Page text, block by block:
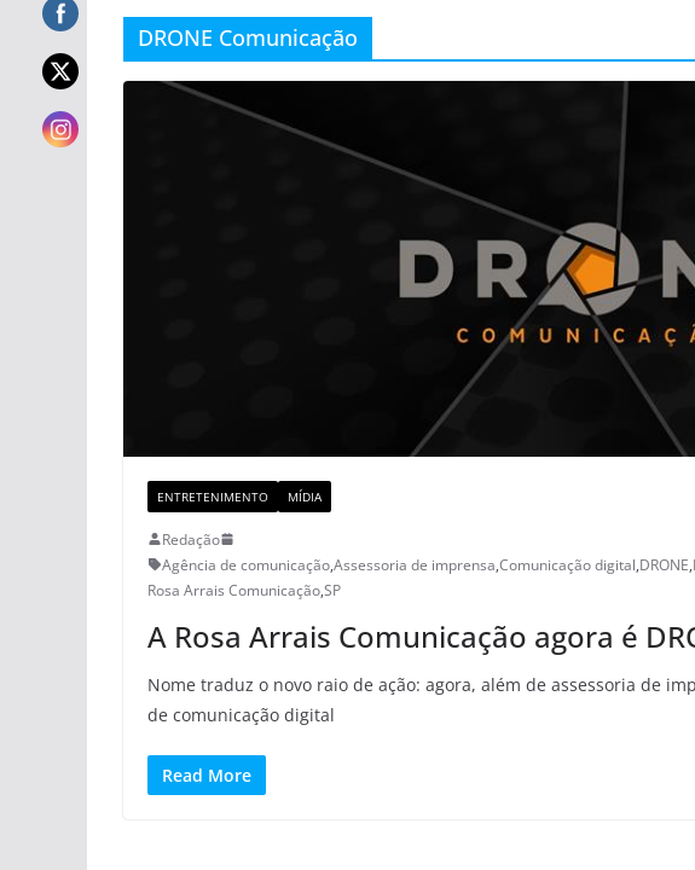
DRONE Comunicação
ENTRETENIMENTO MÍDIA
Redação
Agência de comunicação,Assessoria de imprensa,Comunicação digital,DRONE,
Rosa Arrais Comunicação,SP
A Rosa Arrais Comunicação agora é
Nome traduz o novo raio de ação: agora, além de assessoria de
de comunicação digital
Read More